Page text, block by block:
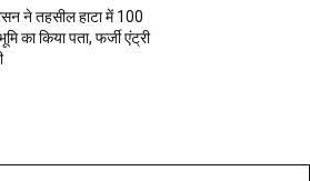
ने तहसील हाटा में 100
का किया पता, फर्जी एंट्री